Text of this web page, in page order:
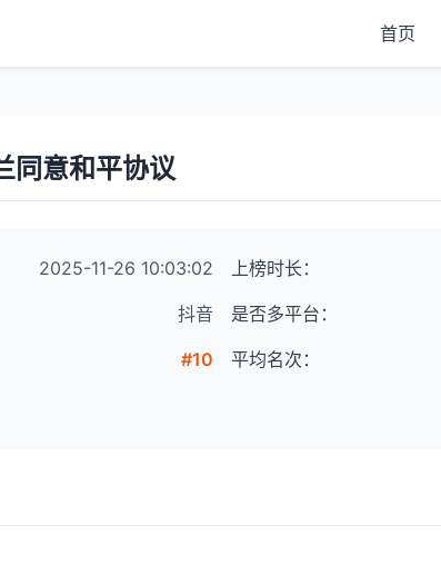
首页
同意和平协议
2025-11-26 10:03:02 上榜时长：
抖音 是否多平台：
#10 平均名次：